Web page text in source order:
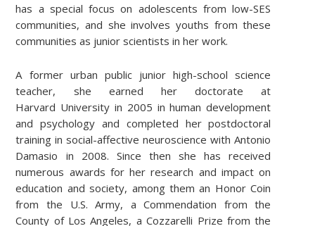
has a special focus on adolescents from low-SES
communities, and she involves youths from these
communities as junior scientists in her work.
A former urban public junior high-school science
teacher, she earned her doctorate at
Harvard University in 2005 in human development
and psychology and completed her postdoctoral
training in social-affective neuroscience with Antonio
Damasio in 2008. Since then she has received
numerous awards for her research and impact on
education and society, among them an Honor Coin
from the U.S. Army, a Commendation from the
County of Los Angeles, a Cozzarelli Prize from the